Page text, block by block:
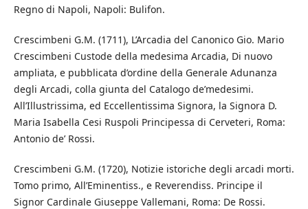
Regno di Napoli, Napoli: Bulifon.
Crescimbeni G.M. (1711), L’Arcadia del Canonico Gio. Mario
Crescimbeni Custode della medesima Arcadia, Di nuovo
ampliata, e pubblicata d’ordine della Generale Adunanza
degli Arcadi, colla giunta del Catalogo de’medesimi.
All’Illustrissima, ed Eccellentissima Signora, la Signora D.
Maria Isabella Cesi Ruspoli Principessa di Cerveteri, Roma:
Antonio de’ Rossi.
Crescimbeni G.M. (1720), Notizie istoriche degli arcadi morti.
Tomo primo, All’Eminentiss., e Reverendiss. Principe il
Signor Cardinale Giuseppe Vallemani, Roma: De Rossi.